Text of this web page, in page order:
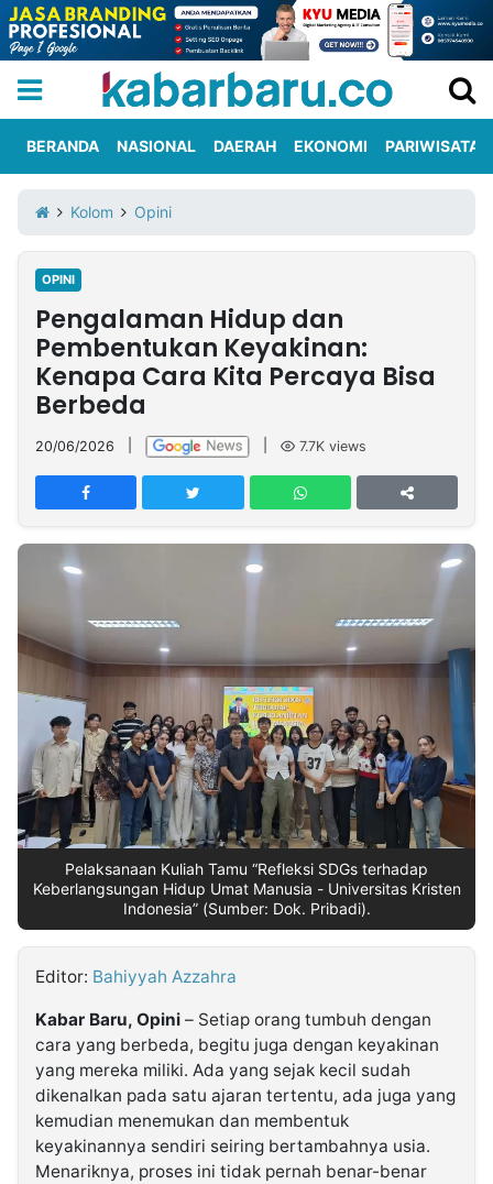
Iklan
Berita
Kami
Nasional
International
Olahraga
Entertainment
Daerah
Pariwisata
Kuliner
Kolom
Network
PT
TREETAN
MULTIMEDIA
INDONESIA
Insight
Suara
Time
Lens
Daily
Jogja
Jalan
Rakyat
Idealita
News
Kita
Notice
Radar
Seedbacklink
Kabarbaru
Kabarbaru.co
2026
Kabarbaru
Media
BERANDA NASIONAL DAERAH EKONOMI PARIWISATA
Kolom Opini
OPINI
Pengalaman Hidup dan
Pembentukan Keyakinan:
Kenapa Cara Kita Percaya Bisa
Berbeda
20/06/2026 7.7K views
Pelaksanaan Kuliah Tamu “Refleksi SDGs terhadap
Keberlangsungan Hidup Umat Manusia - Universitas Kristen
Indonesia” (Sumber: Dok. Pribadi).
Editor: Bahiyyah Azzahra
Kabar Baru, Opini – Setiap orang tumbuh dengan
cara yang berbeda, begitu juga dengan keyakinan
yang mereka miliki. Ada yang sejak kecil sudah
dikenalkan pada satu ajaran tertentu, ada juga yang
kemudian menemukan dan membentuk
keyakinannya sendiri seiring bertambahnya usia.
Menariknya, proses ini tidak pernah benar-benar